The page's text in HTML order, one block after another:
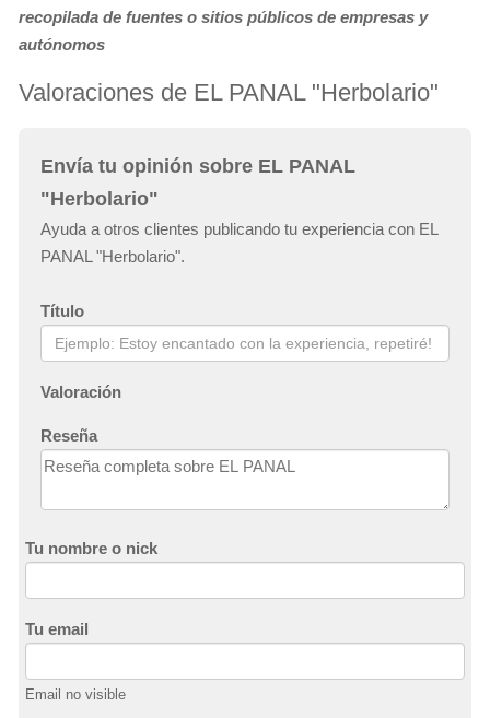
recopilada de fuentes o sitios públicos de empresas y
autónomos
Valoraciones de EL PANAL "Herbolario"
Envía tu opinión sobre EL PANAL
"Herbolario"
Ayuda a otros clientes publicando tu experiencia con EL
PANAL "Herbolario".
Título
Valoración
Reseña
Tu nombre o nick
Tu email
Email no visible